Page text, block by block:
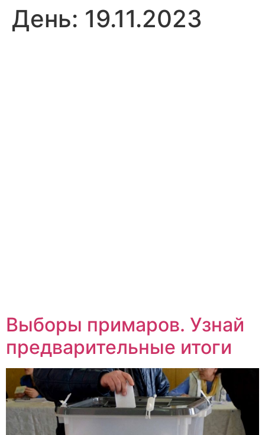
День: 19.11.2023
Выборы примаров. Узнай
предварительные итоги